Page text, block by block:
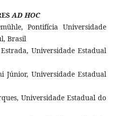
AD HOC
Pontifícia Universidade
Brasil
Universidade Estadual
Universidade Estadual
Universidade Estadual do